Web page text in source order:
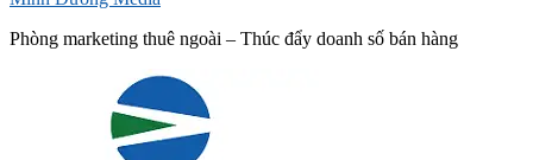
Phòng marketing thuê ngoài – Thúc đẩy doanh số bán hàng